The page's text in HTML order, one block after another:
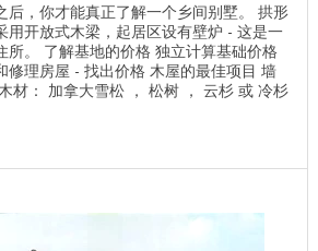
后，你才能真正了解一个乡间别墅。 拱形
用开放式木梁，起居区设有壁炉 - 这是一
所。 了解基地的价格 独立计算基础价格
修理房屋 - 找出价格 木屋的最佳项目 墙
材： 加拿大雪松 ， 松树 ， 云杉 或 冷杉
米 二楼面积：47.9平方米（包括1.8米的
159.4平方米 加拿大房屋的平面图华盛顿
造更多 ...